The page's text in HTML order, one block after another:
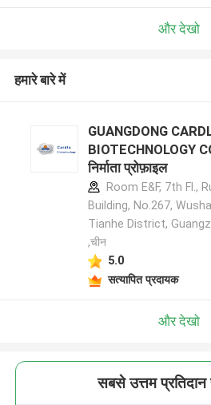
और देखो
हमारे बारे में
GUANGDONG
BIOTECHNOLOGY
निर्माता प्रोफ़ाइल
Room E&F, 7th Fl.,
Building, No.267,
Tianhe District,
,चीन
5.0
सत्यापित प्रदायक
और देखो
सबसे उत्तम प्रतिदान